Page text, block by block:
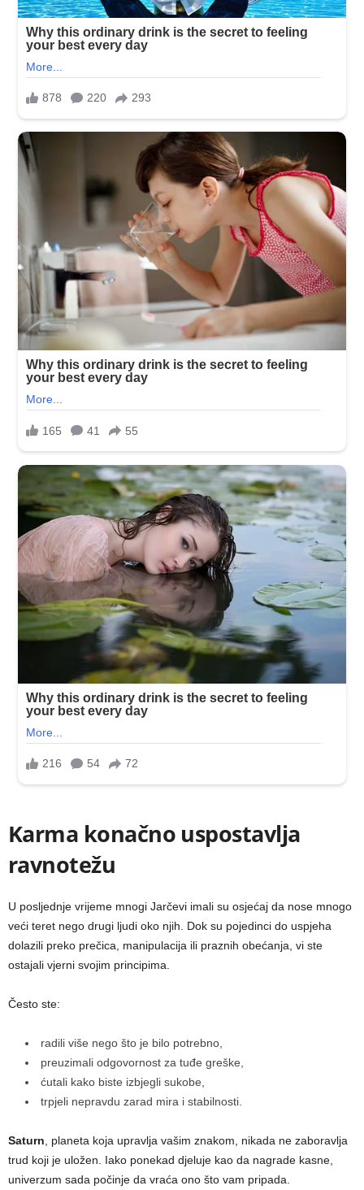
Karma konačno uspostavlja
ravnotežu
U posljednje vrijeme mnogi Jarčevi imali su osjećaj da nose mnogo
veći teret nego drugi ljudi oko njih. Dok su pojedinci do uspjeha
dolazili preko prečica, manipulacija ili praznih obećanja, vi ste
ostajali vjerni svojim principima.
Često ste:
radili više nego što je bilo potrebno,
preuzimali odgovornost za tuđe greške,
ćutali kako biste izbjegli sukobe,
trpjeli nepravdu zarad mira i stabilnosti.
Saturn , planeta koja upravlja vašim znakom, nikada ne zaboravlja
trud koji je uložen. Iako ponekad djeluje kao da nagrade kasne,
univerzum sada počinje da vraća ono što vam pripada.